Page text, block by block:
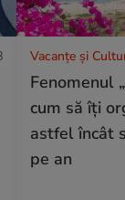
Vacanțe și
Fenomenul
cum să îți
astfel încât
pe an